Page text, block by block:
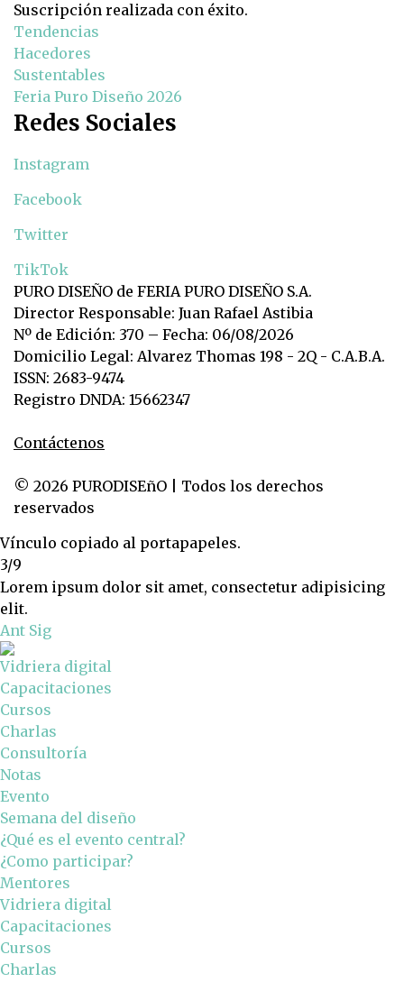
Suscripción realizada con éxito.
Tendencias
Hacedores
Sustentables
Feria Puro Diseño 2026
Redes Sociales
Instagram
Facebook
Twitter
TikTok
PURO DISEÑO de FERIA PURO DISEÑO S.A.
Director Responsable: Juan Rafael Astibia
Nº de Edición: 370 – Fecha: 06/08/2026
Domicilio Legal: Alvarez Thomas 198 - 2Q - C.A.B.A.
ISSN: 2683-9474
Registro DNDA: 15662347
Contáctenos
© 2026 PURODISEñO | Todos los derechos
reservados
Vínculo copiado al portapapeles.
3/9
Lorem ipsum dolor sit amet, consectetur adipisicing
elit.
Ant Sig
Vidriera digital
Capacitaciones
Cursos
Charlas
Consultoría
Notas
Evento
Semana del diseño
¿Qué es el evento central?
¿Como participar?
Mentores
Vidriera digital
Capacitaciones
Cursos
Charlas